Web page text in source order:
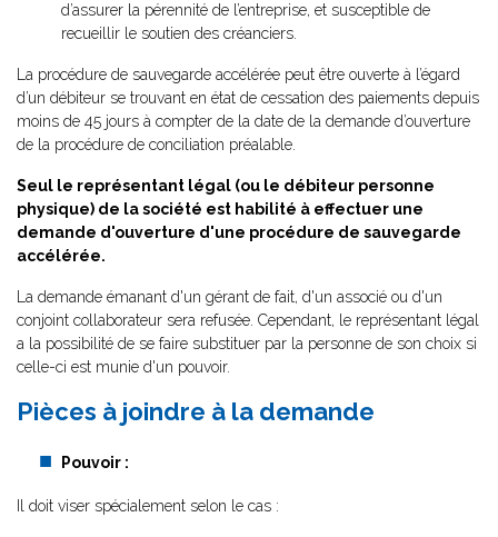
d’assurer la pérennité de l’entreprise, et susceptible de
recueillir le soutien des créanciers.
La procédure de sauvegarde accélérée peut être ouverte à l’égard
d’un débiteur se trouvant en état de cessation des paiements depuis
moins de 45 jours à compter de la date de la demande d’ouverture
de la procédure de conciliation préalable.
Seul le représentant légal (ou le débiteur personne
physique) de la société est habilité à effectuer une
demande d'ouverture d'une procédure de sauvegarde
accélérée.
La demande émanant d'un gérant de fait, d'un associé ou d'un
conjoint collaborateur sera refusée. Cependant, le représentant légal
a la possibilité de se faire substituer par la personne de son choix si
celle-ci est munie d'un pouvoir.
Pièces à joindre à la demande
Pouvoir :
Il doit viser spécialement selon le cas :